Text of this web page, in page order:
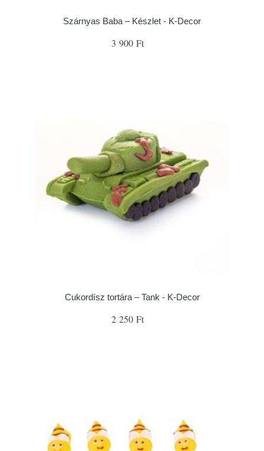
Szárnyas Baba – Készlet - K-Decor
3 900 Ft
Cukordísz tortára – Tank - K-Decor
2 250 Ft